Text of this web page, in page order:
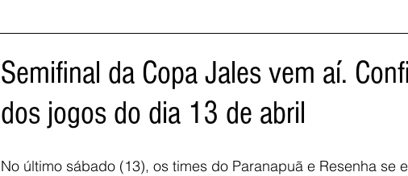
Semifinal da Copa Jales vem aí.
dos jogos do dia 13 de abril
No último sábado (13), os times do Paranapuã e Resenha se